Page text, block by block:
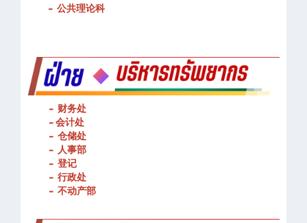
- 基本技能操作
- 财务处
- 会计处
- 仓储处
- 人事部
- 登记
- 行政处